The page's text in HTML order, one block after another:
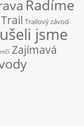
Radíme
Trail Trailový závod
jsme
Zajímavá